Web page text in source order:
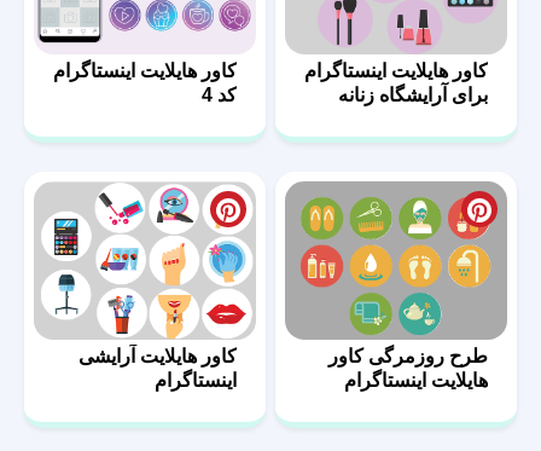
کاور هایلایت اینستاگرام
برای آرایشگاه زنانه
کاور هایلایت اینستاگرام
کد 4
طرح روزمرگی کاور
هایلایت اینستاگرام
کاور هایلایت آرایشی
اینستاگرام